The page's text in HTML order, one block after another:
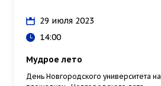
29 июля 2023
14:00
Мудрое лето
День Новгородского университета на